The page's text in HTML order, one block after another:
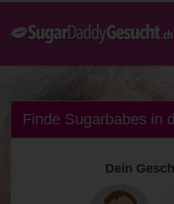
Finde Sugarbabes in
Dein